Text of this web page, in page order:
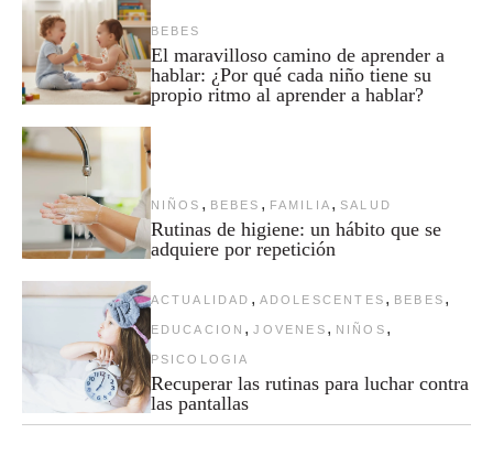
BEBES
El maravilloso camino de aprender a
hablar: ¿Por qué cada niño tiene su
propio ritmo al aprender a hablar?
NIÑOS , BEBES , FAMILIA , SALUD
Rutinas de higiene: un hábito que se
adquiere por repetición
ACTUALIDAD , ADOLESCENTES , BEBES ,
EDUCACION , JOVENES , NIÑOS ,
PSICOLOGIA
Recuperar las rutinas para luchar contra
las pantallas